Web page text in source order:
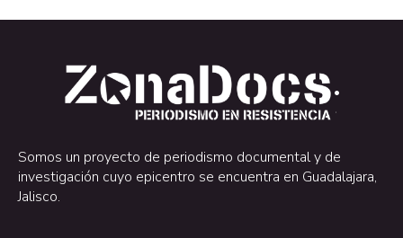
.
.
Somos un proyecto de periodismo documental y de
investigación cuyo epicentro se encuentra en Guadalajara,
Jalisco.